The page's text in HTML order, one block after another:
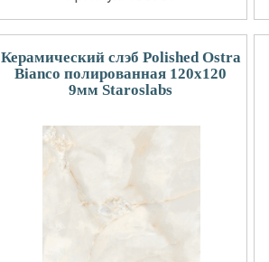
Керамический слэб Polished Ostra
Bianco полированная 120x120
9мм Staroslabs